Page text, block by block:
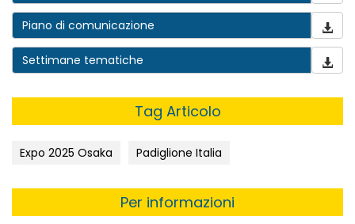
Piano di comunicazione
Settimane tematiche
Tag Articolo
Expo 2025 Osaka Padiglione Italia
Per informazioni